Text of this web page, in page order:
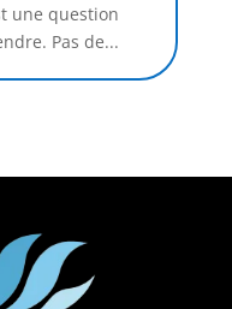
une question
Pas de...